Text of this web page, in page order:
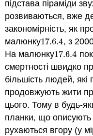
підстава піраміди
розвиваються, вже
закономірність, як
малюнку17.6.4
17.6.4, з
На малюнку17.6.4
17.6.4
смертності швидко
більшість людей,
продовжують жити
цього. Тому в будь-
планки, що описують
рухаються вгору (у